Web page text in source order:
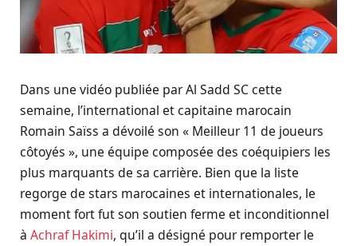
Dans une vidéo publiée par Al Sadd SC cette
semaine, l’international et capitaine marocain
Romain Saïss a dévoilé son « Meilleur 11 de joueurs
côtoyés », une équipe composée des coéquipiers les
plus marquants de sa carrière. Bien que la liste
regorge de stars marocaines et internationales, le
moment fort fut son soutien ferme et inconditionnel
à Achraf Hakimi, qu’il a désigné pour remporter le